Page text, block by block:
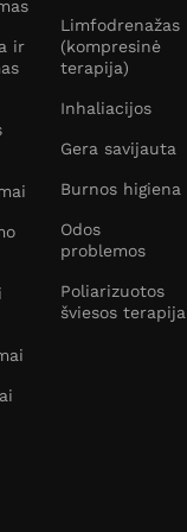
sulieknėti ir
ar kitų
naudoti
kraujagysles,
venų
raizgalynės, o
kūno išvaizda.
vengia
šlapimo (rečiau
irgi
to tampa
reikalingas
ir
Limfodrenažas
(kompresinė
terapija)
Inhaliacijos
Gera savijauta
Burnos higiena
Odos
problemos
Poliarizuotos
šviesos terapija